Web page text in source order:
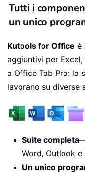
Tutti i
un unico
Kutools for Office è
aggiuntivi per
a Office Tab Pro: la
lavorano su diverse
Suite completa
Word, Outlook
Un unico